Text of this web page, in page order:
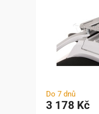
Do 7 dnů
3 178 Kč